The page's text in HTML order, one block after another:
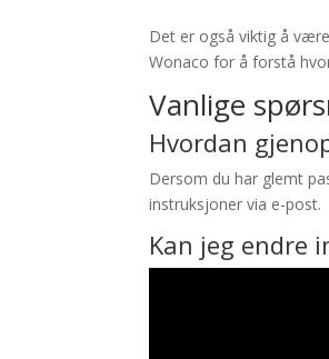
Det er også viktig å
Wonaco for å forstå
Vanlige
Hvordan
Dersom du har glemt
instruksjoner via e-post.
Kan jeg endre